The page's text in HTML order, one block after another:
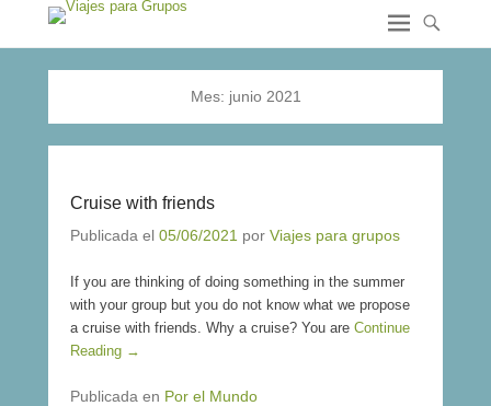
Mes: junio 2021
Cruise with friends
Publicada el 05/06/2021 por Viajes para grupos
If you are thinking of doing something in the summer
with your group but you do not know what we propose
a cruise with friends. Why a cruise? You are Continue
Reading →
Publicada en Por el Mundo